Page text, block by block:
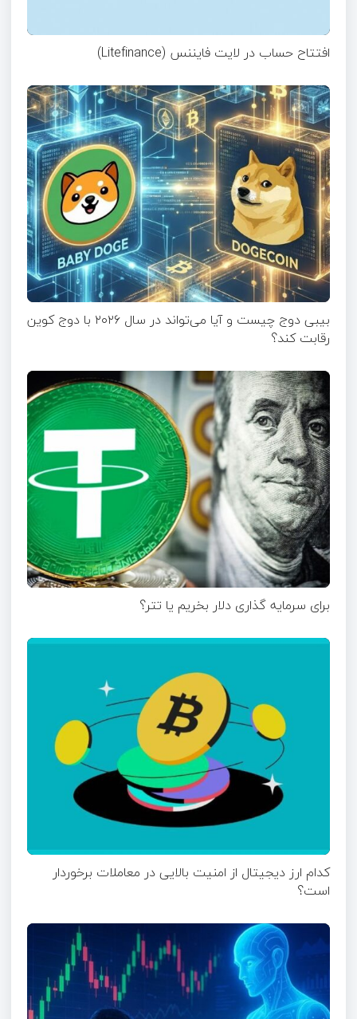
افتتاح حساب در لایت فایننس (Litefinance)
بیبی دوج چیست و آیا می‌تواند در سال ۲۰۲۶ با دوج کوین
رقابت کند؟
برای سرمایه گذاری دلار بخریم یا تتر؟
کدام ارز دیجیتال از امنیت بالایی در معاملات برخوردار
است؟